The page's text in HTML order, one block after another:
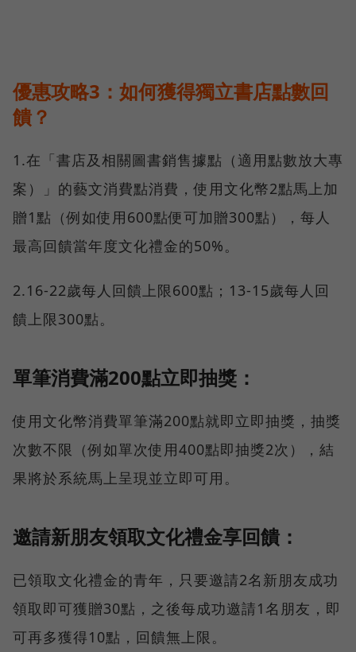
優惠攻略3：如何獲得獨立書店點數回
饋？
1.在「書店及相關圖書銷售據點（適用點數放大專
案）」的藝文消費點消費，使用文化幣2點馬上加
贈1點（例如使用600點便可加贈300點），每人
最高回饋當年度文化禮金的50%。
2.16-22歲每人回饋上限600點；13-15歲每人回
饋上限300點。
單筆消費滿200點立即抽獎：
使用文化幣消費單筆滿200點就即立即抽獎，抽獎
次數不限（例如單次使用400點即抽獎2次），結
果將於系統馬上呈現並立即可用。
邀請新朋友領取文化禮金享回饋：
已領取文化禮金的青年，只要邀請2名新朋友成功
領取即可獲贈30點，之後每成功邀請1名朋友，即
可再多獲得10點，回饋無上限。